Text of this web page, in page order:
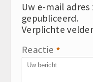
Uw e-mail
gepubliceerd.
Verplichte
Reactie *